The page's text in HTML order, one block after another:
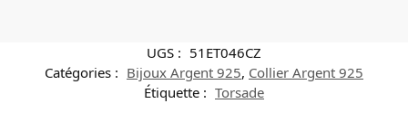
UGS : 51ET046CZ
Catégories : Bijoux Argent 925, Collier Argent 925
Étiquette : Torsade